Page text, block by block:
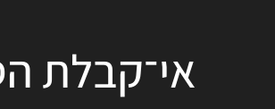
אי־קבלת